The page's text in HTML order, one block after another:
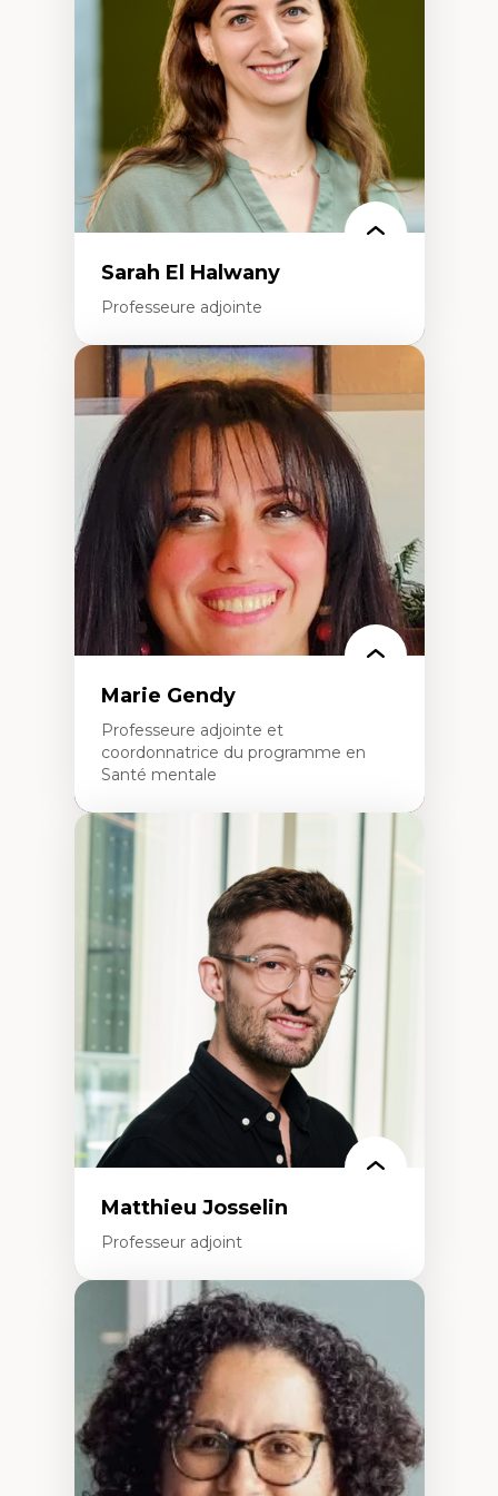
Extractivisme
Classes sociales
Mouvements sociaux
Théories de l’État
Sarah El Halwany
Professeure adjointe
Expertises
Les apports pédagogiques des théories de
l'affect, du posthumanisme, du féminisme
dans l'éducation aux sciences
L'apprentissage des sciences/STIM dans une
perspective socioécologique de care
L’insertion professionnelle des
enseignant.e.s
Marie Gendy
Professeure adjointe et
coordonnatrice du programme en
Santé mentale
Expertises
Neuropsychiatrie et neurosciences
Direction d'essais cliniques
Analyse des politiques et pratiques en santé
mentale
Développement de protocoles d'essais
cliniques
Collaboration interfonctionnelle
Leadership en recherche clinique
Développement de cadres politiques
Collaboration avec des entreprises
pharmaceutiques
Rédaction de publications et de rapports
politiques
Enseignement et mentorat
Matthieu Josselin
Professeur adjoint
Expertises
Ethnographie critique des environnements
d’apprentissage des étudiant.e.s
Approche transdisciplinaire des
compétences socioaffectives et
interculturelles
Didactique des langues secondes et
compétence pragmatique
Andragogie
Méthodologies de recherche qualitative